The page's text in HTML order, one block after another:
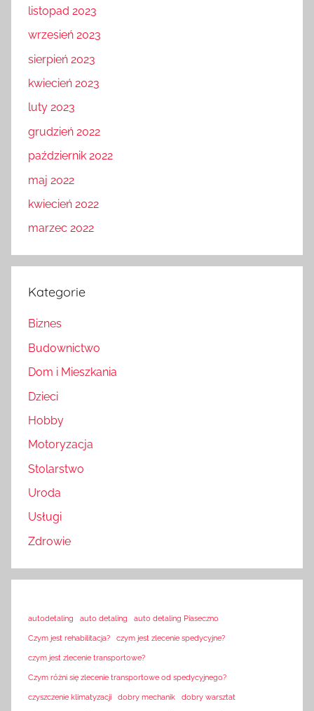
listopad 2023
wrzesień 2023
sierpień 2023
kwiecień 2023
luty 2023
grudzień 2022
październik 2022
maj 2022
kwiecień 2022
marzec 2022
Kategorie
Biznes
Budownictwo
Dom i Mieszkania
Dzieci
Hobby
Motoryzacja
Stolarstwo
Uroda
Usługi
Zdrowie
autodetaling auto detaling auto detaling Piaseczno
Czym jest rehabilitacja? czym jest zlecenie spedycyjne?
czym jest zlecenie transportowe?
Czym różni się zlecenie transportowe od spedycyjnego?
czyszczenie klimatyzacji dobry mechanik dobry warsztat